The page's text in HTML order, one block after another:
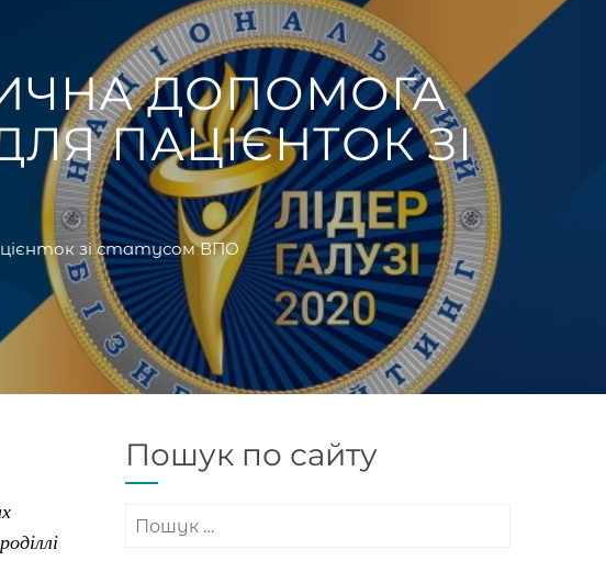
ДОПОМОГА
ПАЦІЄНТОК ЗІ
зі статусом ВПО
Пошук по сайту
Пошук: